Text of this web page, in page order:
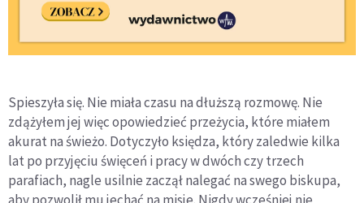
Spieszyła się. Nie miała czasu na dłuższą rozmowę. Nie
zdążyłem jej więc opowiedzieć przeżycia, które miałem
akurat na świeżo. Dotyczyło księdza, który zaledwie kilka
lat po przyjęciu święceń i pracy w dwóch czy trzech
parafiach, nagle usilnie zaczął nalegać na swego biskupa,